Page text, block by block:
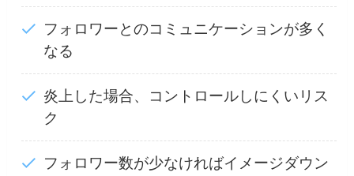
フォロワーとのコミュニケーションが多く
なる
炎上した場合、コントロールしにくいリス
ク
フォロワー数が少なければイメージダウン